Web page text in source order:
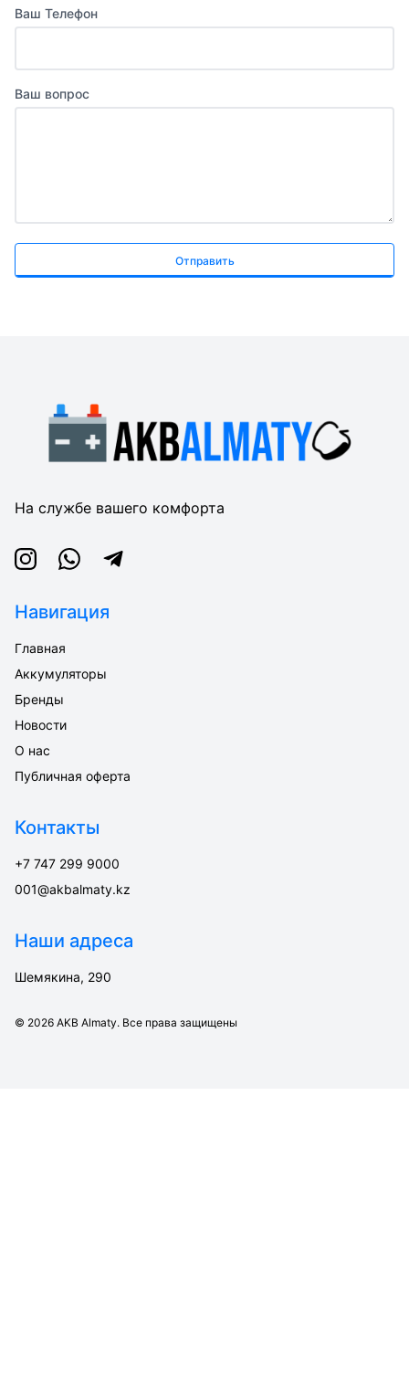
Ваш Телефон
Ваш вопрос
Отправить
На службе вашего комфорта
InstagramWhatsappTelegram
Навигация
Главная
Аккумуляторы
Бренды
Новости
О нас
Публичная оферта
Контакты
+7 747 299 9000
001@akbalmaty.kz
Наши адреса
Шемякина, 290
© 2026 AKB Almaty. Все права защищены